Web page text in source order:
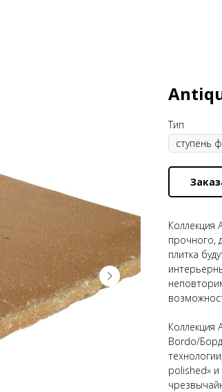
Тип
Коллекция
прочного,
плитка
Коллекция
Bordo/
polished»